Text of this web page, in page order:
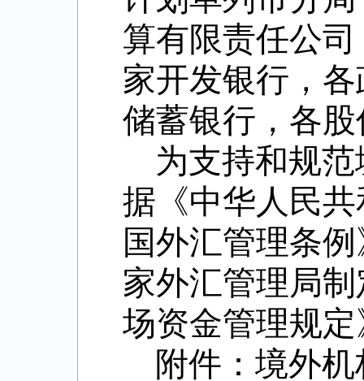
算有限责任公
家开发银行，
储蓄银行，各
为支持和规
据《中华人民
国外汇管理条
家外汇管理局
场资金管理规
附件：境外